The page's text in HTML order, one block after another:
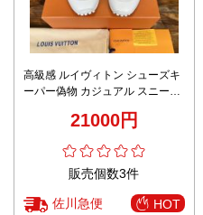
高級感 ルイヴィトン シューズキ
ーパー偽物 カジュアル スニーカ
21000円
販売個数3件
佐川急便 HOT